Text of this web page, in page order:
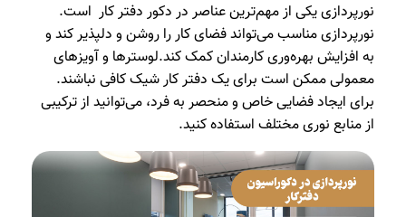
نورپردازی یکی از مهم‌ترین عناصر در دکور دفتر کار است.
نورپردازی مناسب می‌تواند فضای کار را روشن و دلپذیر کند و
به افزایش بهره‌وری کارمندان کمک کند.لوسترها و آویزهای
معمولی ممکن است برای یک دفتر کار شیک کافی نباشند.
برای ایجاد فضایی خاص و منحصر به فرد، می‌توانید از ترکیبی
از منابع نوری مختلف استفاده کنید.